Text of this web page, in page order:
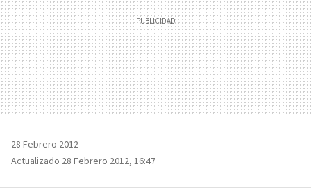
28 Febrero 2012
Actualizado 28 Febrero 2012, 16:47